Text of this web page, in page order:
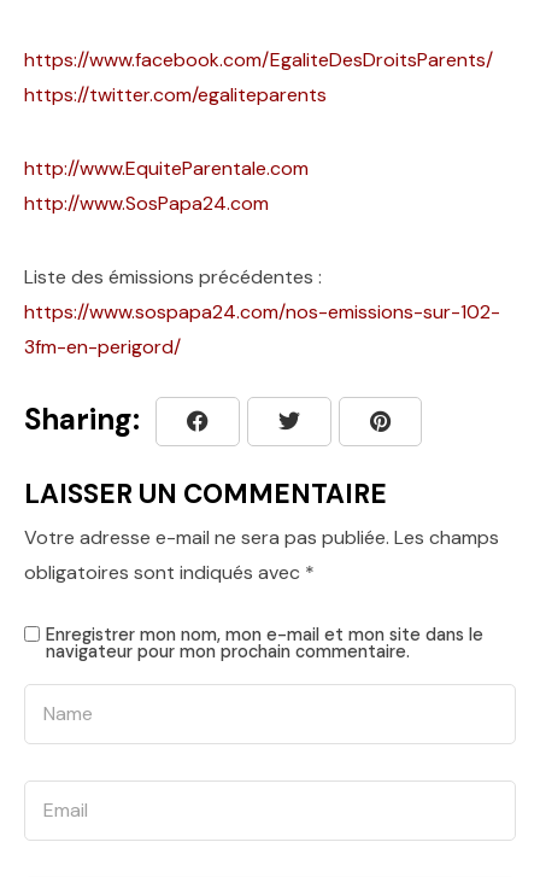
https://www.facebook.com/EgaliteDesDroitsParents/
https://twitter.com/egaliteparents
http://www.EquiteParentale.com
http://www.SosPapa24.com
Liste des émissions précédentes :
https://www.sospapa24.com/nos-emissions-sur-102-
3fm-en-perigord/
Sharing:
LAISSER UN COMMENTAIRE
Votre adresse e-mail ne sera pas publiée. Les champs
obligatoires sont indiqués avec *
Enregistrer mon nom, mon e-mail et mon site dans le
navigateur pour mon prochain commentaire.